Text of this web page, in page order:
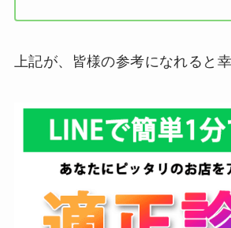
上記が、皆様の参考になれると幸